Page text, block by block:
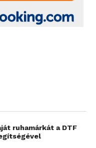
a
való
ruhamárkát a DTF